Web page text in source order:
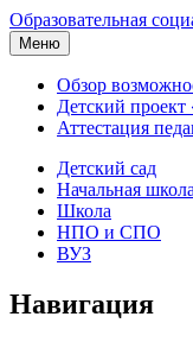
Образовательная
Меню
Обзор
Детский
Аттестация
Детский сад
Начальная школа
Школа
НПО и СПО
ВУЗ
Навигация